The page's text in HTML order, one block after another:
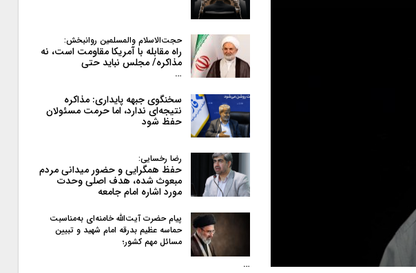
حجت‌الاسلام والمسلمین روانبخش:
راه مقابله با آمریکا مقاومت است، نه
مذاکره/ مجلس نباید حتی
…
سخنگوی جبهه پایداری: مذاکره
نتیجه‌ای ندارد، اما حرمت مسئولان
حفظ شود
رضا رخسایی:
حفظ همگرایی و حضور میدانی مردم
مبعوث شده، هدف اصلی وحدت
مورد اشاره امام جامعه
پیام حضرت آیت‌الله خامنه‌ای به‌مناسبت
حماسه عظیم بدرقه امام شهید و تبیین
مسائل مهم کشور؛
…